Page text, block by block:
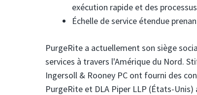
exécution rapide et des
Échelle de service étendue
PurgeRite a actuellement son siège
services à travers l'Amérique du Nord.
Ingersoll & Rooney PC ont fourni des
PurgeRite et DLA Piper LLP (États-